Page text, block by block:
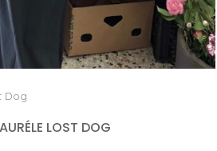
MAISON MARGIELA, OU LA
SEUL ORNEMENT
Dog
AURÉLE LOST DOG